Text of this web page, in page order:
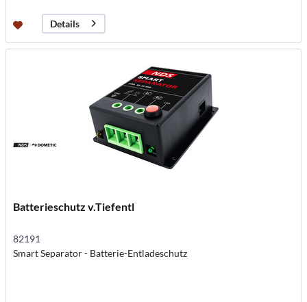
Details
Batterieschutz v.Tiefentl
82191
Smart Separator - Batterie-Entladeschutz